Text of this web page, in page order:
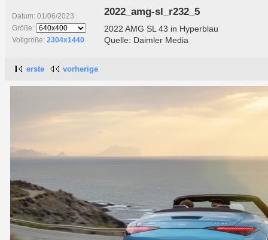
Datum: 01/06/2023
Größe:
Vollgröße: 2304x1440
2022_amg-sl_r232_5
2022 AMG SL 43 in Hyperblau
Quelle: Daimler Media
erste vorherige